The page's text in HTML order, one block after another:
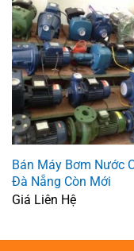
Bán Máy Bơm Nước
Đà Nẵng Còn Mới
Giá Liên Hệ